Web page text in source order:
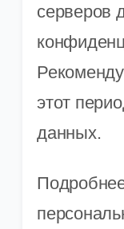
серверов
этот
данных.